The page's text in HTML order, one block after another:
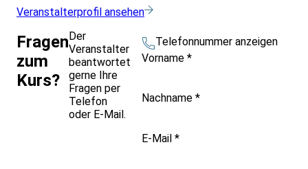
Veranstalterprofil ansehen
Fragen
zum
Kurs?
Der
Veranstalter
beantwortet
gerne Ihre
Fragen per
Telefon
oder E-Mail.
Telefonnummer anzeigen
Vorname *
Nachname *
E-Mail *